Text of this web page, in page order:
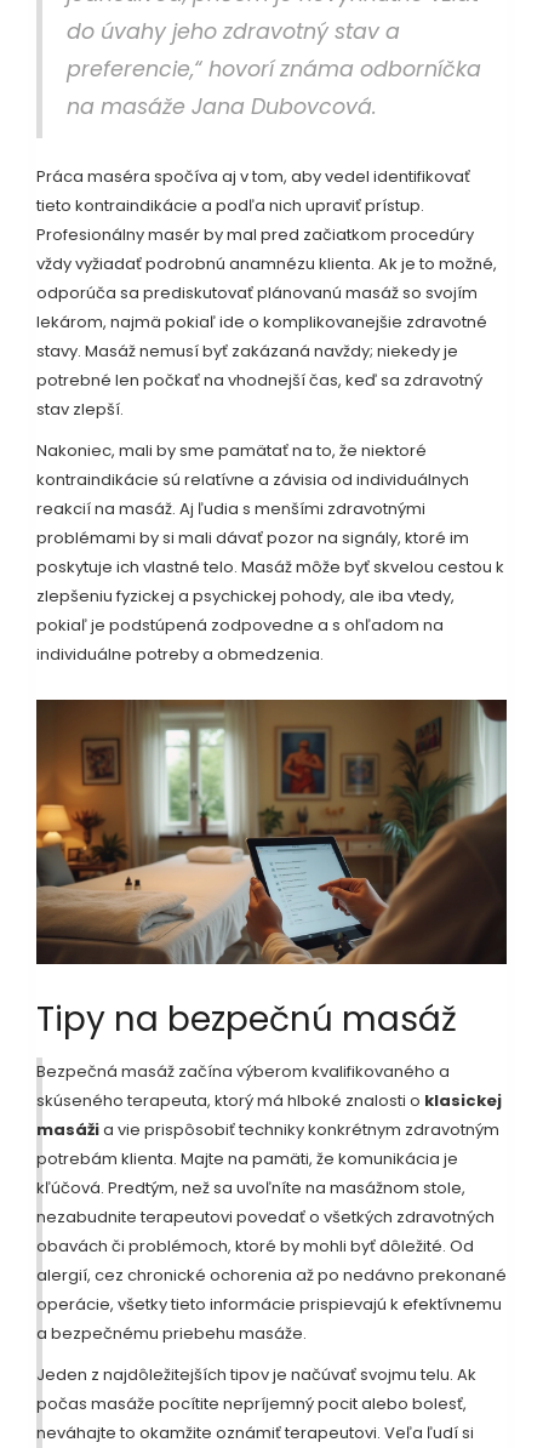
do úvahy jeho zdravotný stav a
preferencie,“ hovorí známa odborníčka
na masáže Jana Dubovcová.
Práca maséra spočíva aj v tom, aby vedel identifikovať
tieto kontraindikácie a podľa nich upraviť prístup.
Profesionálny masér by mal pred začiatkom procedúry
vždy vyžiadať podrobnú anamnézu klienta. Ak je to možné,
odporúča sa prediskutovať plánovanú masáž so svojím
lekárom, najmä pokiaľ ide o komplikovanejšie zdravotné
stavy. Masáž nemusí byť zakázaná navždy; niekedy je
potrebné len počkať na vhodnejší čas, keď sa zdravotný
stav zlepší.
Nakoniec, mali by sme pamätať na to, že niektoré
kontraindikácie sú relatívne a závisia od individuálnych
reakcií na masáž. Aj ľudia s menšími zdravotnými
problémami by si mali dávať pozor na signály, ktoré im
poskytuje ich vlastné telo. Masáž môže byť skvelou cestou k
zlepšeniu fyzickej a psychickej pohody, ale iba vtedy,
pokiaľ je podstúpená zodpovedne a s ohľadom na
individuálne potreby a obmedzenia.
Tipy na bezpečnú masáž
Bezpečná masáž začína výberom kvalifikovaného a
skúseného terapeuta, ktorý má hlboké znalosti o klasickej
masážia vie prispôsobiť techniky konkrétnym zdravotným
potrebám klienta. Majte na pamäti, že komunikácia je
kľúčová. Predtým, než sa uvoľníte na masážnom stole,
nezabudnite terapeutovi povedať o všetkých zdravotných
obavách či problémoch, ktoré by mohli byť dôležité. Od
alergií, cez chronické ochorenia až po nedávno prekonané
operácie, všetky tieto informácie prispievajú k efektívnemu
a bezpečnému priebehu masáže.
Jeden z najdôležitejších tipov je načúvať svojmu telu. Ak
počas masáže pocítite nepríjemný pocit alebo bolesť,
neváhajte to okamžite oznámiť terapeutovi. Veľa ľudí si